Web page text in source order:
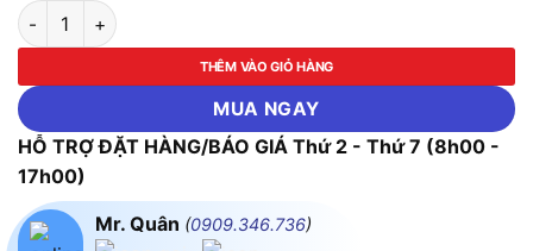
Kềm cắt cáp thép ASAKI-AK-8193 số lượng
THÊM VÀO GIỎ HÀNG
MUA NGAY
HỖ TRỢ ĐẶT HÀNG/BÁO GIÁ Thứ 2 - Thứ 7 (8h00 -
17h00)
Mr. Quân (0909.346.736)